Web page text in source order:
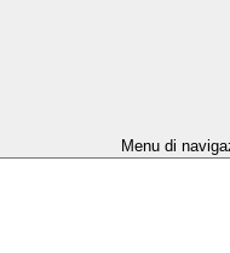
Menu di